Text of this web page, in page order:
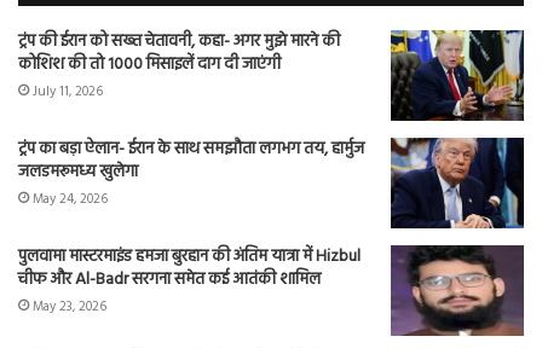
ट्रंप की ईरान को सख्त चेतावनी, कहा- अगर मुझे मारने की
कोशिश की तो 1000 मिसाइलें दाग दी जाएंगी
July 11, 2026
ट्रंप का बड़ा ऐलान- ईरान के साथ समझौता लगभग तय, हार्मुज
जलडमरूमध्य खुलेगा
May 24, 2026
पुलवामा मास्टरमाइंड हमजा बुरहान की अंतिम यात्रा में Hizbul
चीफ और Al-Badr सरगना समेत कई आतंकी शामिल
May 23, 2026